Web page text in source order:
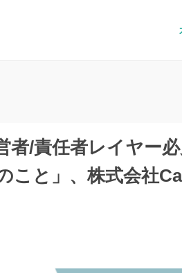
ィア
者/責任者レイヤー
こと」、株式会社